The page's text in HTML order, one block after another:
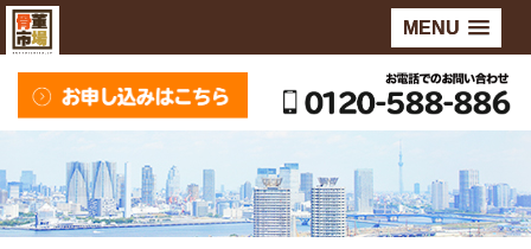
MENU